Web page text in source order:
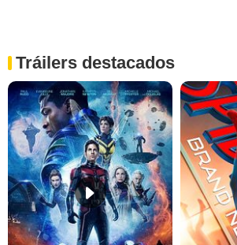
Tráilers destacados